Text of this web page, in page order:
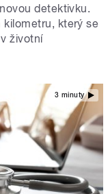
detektivku.
kilometru, který se
životní
3 minuty